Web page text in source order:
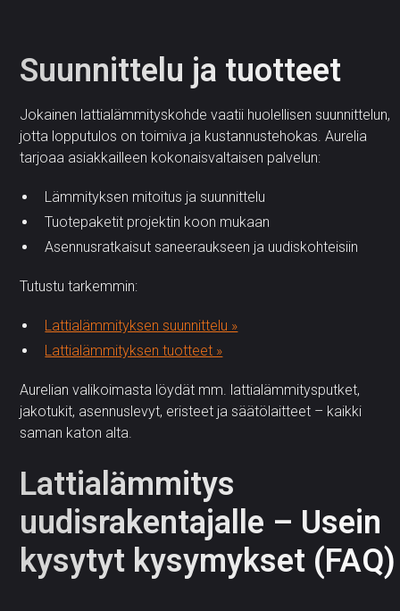
Suunnittelu ja tuotteet
Jokainen lattialämmityskohde vaatii huolellisen suunnittelun,
jotta lopputulos on toimiva ja kustannustehokas. Aurelia
tarjoaa asiakkailleen kokonaisvaltaisen palvelun:
Lämmityksen mitoitus ja suunnittelu
Tuotepaketit projektin koon mukaan
Asennusratkaisut saneeraukseen ja uudiskohteisiin
Tutustu tarkemmin:
Lattialämmityksen suunnittelu »
Lattialämmityksen tuotteet »
Aurelian valikoimasta löydät mm. lattialämmitysputket,
jakotukit, asennuslevyt, eristeet ja säätölaitteet – kaikki
saman katon alta.
Lattialämmitys
uudisrakentajalle – Usein
kysytyt kysymykset (FAQ)